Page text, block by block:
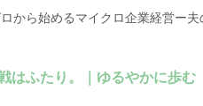
から始めるマイクロ企業経営ー
はふたり。｜ゆるやかに歩む